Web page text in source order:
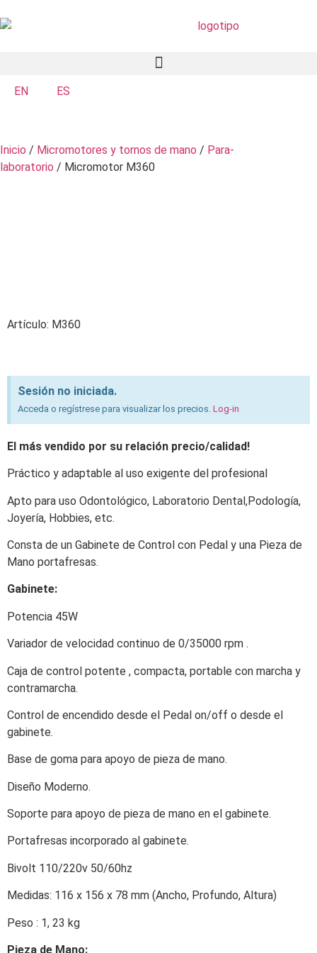
EN ES
Inicio / Micromotores y tornos de mano / Para-
laboratorio / Micromotor M360
Artículo: M360
Sesión no iniciada.
Acceda o regístrese para visualizar los precios. Log-in
El más vendido por su relación precio/calidad!
Práctico y adaptable al uso exigente del profesional
Apto para uso Odontológico, Laboratorio Dental,Podología,
Joyería, Hobbies, etc.
Consta de un Gabinete de Control con Pedal y una Pieza de
Mano portafresas.
Gabinete:
Potencia 45W
Variador de velocidad continuo de 0/35000 rpm .
Caja de control potente , compacta, portable con marcha y
contramarcha.
Control de encendido desde el Pedal on/off o desde el
gabinete.
Base de goma para apoyo de pieza de mano.
Diseño Moderno.
Soporte para apoyo de pieza de mano en el gabinete.
Portafresas incorporado al gabinete.
Bivolt 110/220v 50/60hz
Medidas: 116 x 156 x 78 mm (Ancho, Profundo, Altura)
Peso : 1, 23 kg
Pieza de Mano: